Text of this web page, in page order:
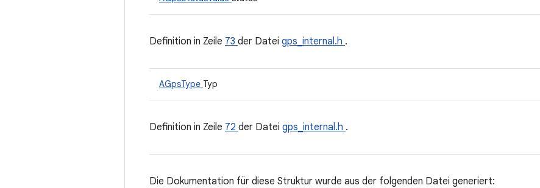
Definition in Zeile 73 der Datei gps_internal.h .
AGpsType Typ
Definition in Zeile 72 der Datei gps_internal.h .
Die Dokumentation für diese Struktur wurde aus der folgenden Datei generiert: